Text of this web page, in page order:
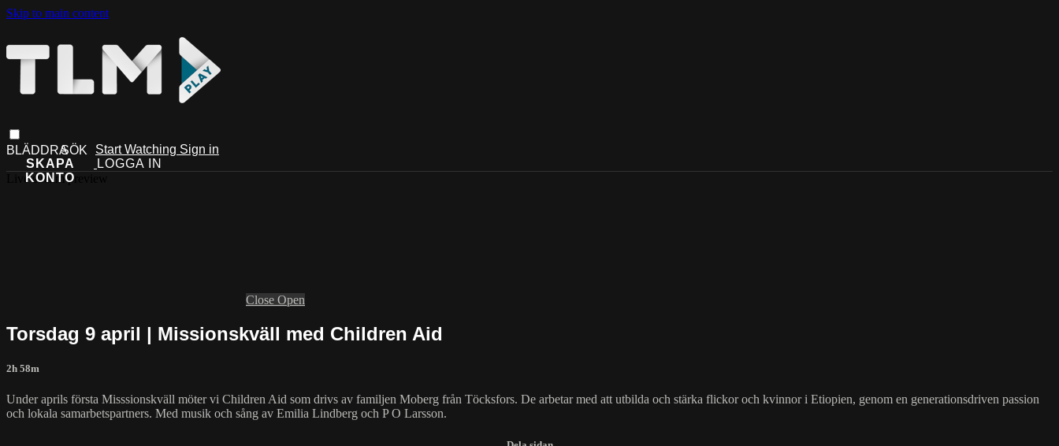
Skip to main content
Start Watching Sign in
Live stream preview
Close Open
Torsdag 9 april | Missionskväll med Children Aid
2h 58m
Under aprils första Misssionskväll möter vi Children Aid som drivs av familjen Moberg från Töcksfors. De arbetar med att utbilda och stärka flickor och kvinnor i Etiopien, genom en generationsdriven passion
och lokala samarbetspartners. Med musik och sång av Emilia Lindberg och P O Larsson.